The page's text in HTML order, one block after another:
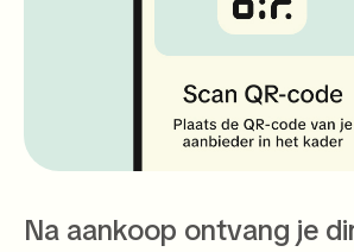
Na aankoop ontvang je